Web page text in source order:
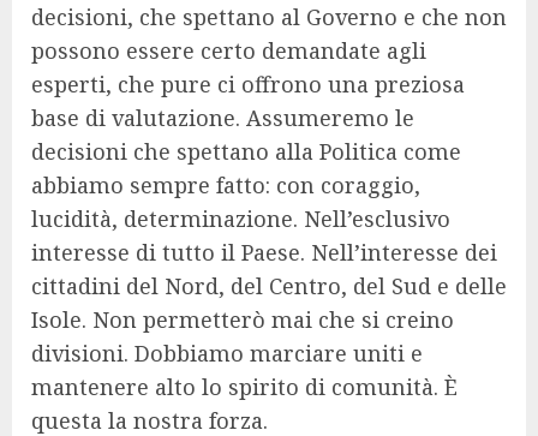
decisioni, che spettano al Governo e che non
possono essere certo demandate agli
esperti, che pure ci offrono una preziosa
base di valutazione. Assumeremo le
decisioni che spettano alla Politica come
abbiamo sempre fatto: con coraggio,
lucidità, determinazione. Nell’esclusivo
interesse di tutto il Paese. Nell’interesse dei
cittadini del Nord, del Centro, del Sud e delle
Isole. Non permetterò mai che si creino
divisioni. Dobbiamo marciare uniti e
mantenere alto lo spirito di comunità. È
questa la nostra forza.